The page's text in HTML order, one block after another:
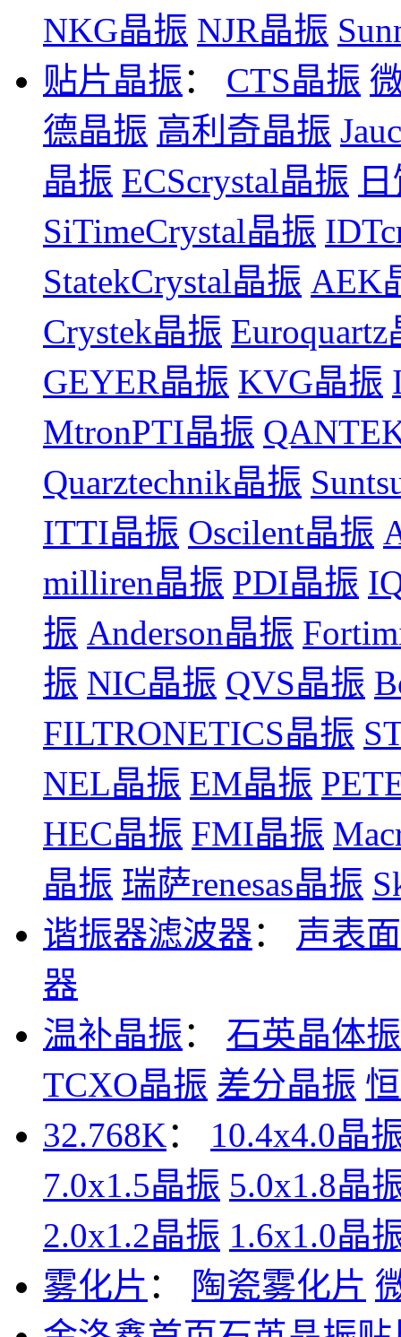
NKG晶振 NJR晶振
贴片晶振： CTS晶振
德晶振 高利奇晶振
晶振 ECScrystal晶振
SiTimeCrystal晶振
StatekCrystal晶振 AEK
Crystek晶振 Euroquartz
GEYER晶振 KVG晶振
MtronPTI晶振
Quarztechnik晶振
ITTI晶振 Oscilent晶振
milliren晶振 PDI晶振
振 Anderson晶振
振 NIC晶振 QVS晶振
FILTRONETICS晶振
NEL晶振 EM晶振
HEC晶振 FMI晶振
晶振 瑞萨renesas晶振
谐振器滤波器：
声表
器
温补晶振：
石英晶体
TCXO晶振 差分晶振
32.768K：
10.4x4.0晶
7.0x1.5晶振 5.0x1.8晶
2.0x1.2晶振 1.6x1.0晶
雾化片 ： 陶瓷雾化片